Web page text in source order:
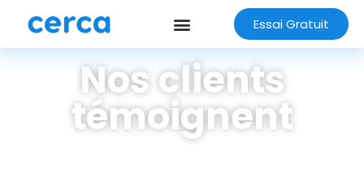
Essai Gratuit
Nos clients
témoignent